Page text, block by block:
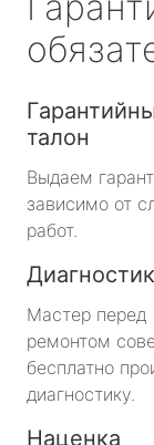
талон
Выдаем
зависимо от
работ.
Мастер перед
ремонтом
бесплатно
диагностику.
Наценка